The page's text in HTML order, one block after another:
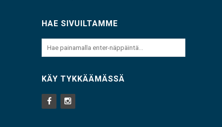
HAE SIVUILTAMME
KÄY TYKKÄÄMÄSSÄ